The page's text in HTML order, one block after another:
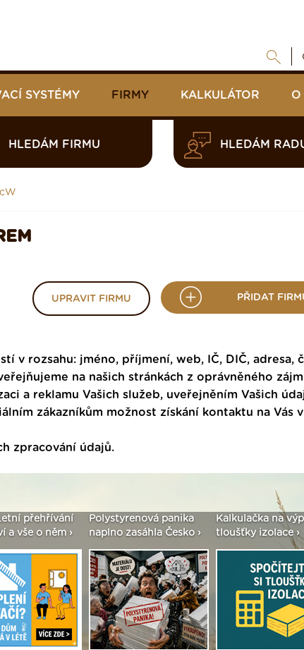
SYSTÉMY FIRMY KALKULÁTOR O
HLEDÁM FIRMU HLEDÁM
UPRAVIT FIRMU PŘIDAT
v rozsahu: jméno, příjmení, web, IČ, DIČ, adresa,
na našich stránkách z oprávněného
a reklamu Vašich služeb, uveřejněním Vašich
zákazníkům možnost získání kontaktu na Vás
zpracování údajů.
panika
zasáhla Česko ›
Kalkulačka na výpočet
tloušťky izolace ›
Seriál: Fasády
vše podstatné